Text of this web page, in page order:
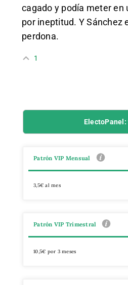
cagado y podía meter en
por ineptitud. Y Sánchez
perdona.
1
ElectoPanel:
Patrón VIP Mensual
3,5€ al mes
Patrón VIP Trimestral
10,5€ por 3 meses